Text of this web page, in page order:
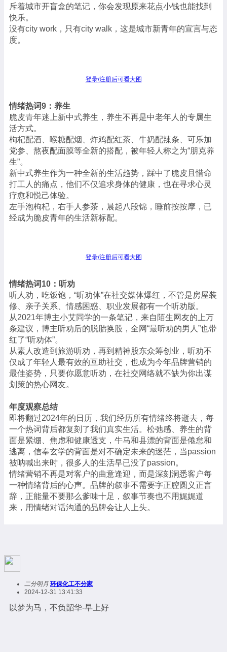
斥着城市开盲盒的笔记，你会发现原来花点小钱也能找到
快乐。
没有city work，只有city walk，这是城市新青年的宣言与态
度。
登录/注册后可看大图
情绪热词9：养生
脆皮青年迷上新中式养生，养生不再是中老年人的专属生
活方式。
枸杞配酒、喉糖配烟、炸鸡配红茶、牛奶配辣条、可乐加
党参、熬夜配面膜等全新的搭配，被年轻人称之为“朋克养
生”。
新中式养生作为一种全新的生活趋势，踩中了脆皮且惜命
打工人的痛点，他们不仅追求身体的健康，也在寻求心灵
疗愈和悦己体验。
左手泡枸杞，右手人参茶，晨起八段锦，睡前按按摩，已
经成为脆皮青年的生活新标配。
登录/注册后可看大图
情绪热词10：听劝
听人劝，吃饭饱，“听劝体”在社交媒体爆红，不管是房屋装
修、亲子关系、情感困惑、职业发展都有一个听劝版。
从2021年博主小艾同学的一条笔记，来自陌生网友的上万
条建议，博主听劝后的脱胎换股，全网“最听劝的男人”也带
红了“听劝体”。
从素人改造到旅游听劝，再到精神股东众筹创业，听劝不
仅成了年轻人最有效的互助社交，也成为今年品牌营销的
最佳姿势，只要你愿意听劝，在社交网络就不缺为你出谋
划策的热心网友。
年度观察总结
即将翻过2024年的日历，我们经历所有情绪终将逝去，每
一个热词背后都复刻了我们真实生活。松弛感、养生的背
面是紧绷、焦虑和健康透支，牛马和县漂的背面是倦怠和
逃离，信奉玄学的背面是对不确定未来的迷茫，当passion
被呐喊出来时，很多人的生活早已没了passion。
情绪营销不再是对客户的曲意逢迎，而是深刻洞悉客户每
一种情绪背后的心声。品牌的叙事不需要字正腔圆义正言
辞，正能量不要那么爹味十足，叙事节奏也不用娓娓道
来，用情绪对话沟通的品牌会让人上头。
二分明月 环保化工不分家
2024-12-31 13:41:33
以梦为马，不负韶华-早上好